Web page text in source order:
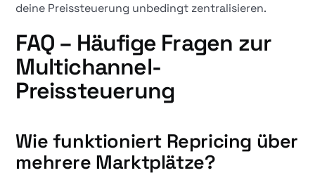
deine Preissteuerung unbedingt zentralisieren.
FAQ – Häufige Fragen zur
Multichannel-
Preissteuerung
Wie funktioniert Repricing über
mehrere Marktplätze?